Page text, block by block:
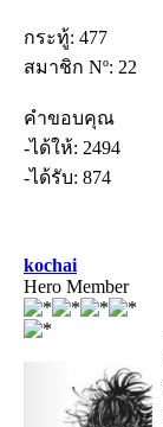
กระทู้: 477
สมาชิก Nº: 22
คำขอบคุณ
-ได้ให้: 2494
-ได้รับ: 874
kochai
Hero Member